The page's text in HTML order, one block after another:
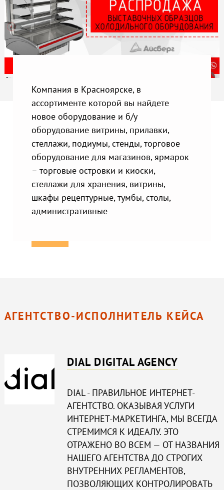
Компания в Красноярске, в
ассортименте которой вы найдете
новое оборудование и б/у
оборудование витрины, прилавки,
стеллажи, подиумы, стенды, торговое
оборудование для магазинов, ярмарок
– торговые островки и киоски,
стеллажи для хранения, витрины,
шкафы рецептурные, тумбы, столы,
административные
АГЕНТСТВО-ИСПОЛНИТЕЛЬ КЕЙСА
DIAL DIGITAL AGENCY
DIAL - ПРАВИЛЬНОЕ ИНТЕРНЕТ-
АГЕНТСТВО. ОКАЗЫВАЯ УСЛУГИ
ИНТЕРНЕТ-МАРКЕТИНГА, МЫ ВСЕГДА
СТРЕМИМСЯ К ИДЕАЛУ. ЭТО
ОТРАЖЕНО ВО ВСЕМ — ОТ НАЗВАНИЯ
НАШЕГО АГЕНТСТВА ДО СТРОГИХ
ВНУТРЕННИХ РЕГЛАМЕНТОВ,
ПОЗВОЛЯЮЩИХ КОНТРОЛИРОВАТЬ